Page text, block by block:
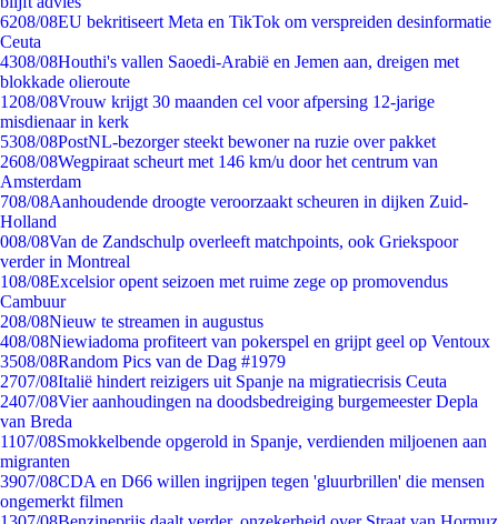
6208/08EU bekritiseert Meta en TikTok om verspreiden desinformatie
Ceuta
4308/08Houthi's vallen Saoedi-Arabië en Jemen aan, dreigen met
blokkade olieroute
1208/08Vrouw krijgt 30 maanden cel voor afpersing 12-jarige
misdienaar in kerk
5308/08PostNL-bezorger steekt bewoner na ruzie over pakket
2608/08Wegpiraat scheurt met 146 km/u door het centrum van
Amsterdam
708/08Aanhoudende droogte veroorzaakt scheuren in dijken Zuid-
Holland
008/08Van de Zandschulp overleeft matchpoints, ook Griekspoor
verder in Montreal
108/08Excelsior opent seizoen met ruime zege op promovendus
Cambuur
208/08Nieuw te streamen in augustus
408/08Niewiadoma profiteert van pokerspel en grijpt geel op Ventoux
3508/08Random Pics van de Dag #1979
2707/08Italië hindert reizigers uit Spanje na migratiecrisis Ceuta
2407/08Vier aanhoudingen na doodsbedreiging burgemeester Depla
van Breda
1107/08Smokkelbende opgerold in Spanje, verdienden miljoenen aan
migranten
3907/08CDA en D66 willen ingrijpen tegen 'gluurbrillen' die mensen
ongemerkt filmen